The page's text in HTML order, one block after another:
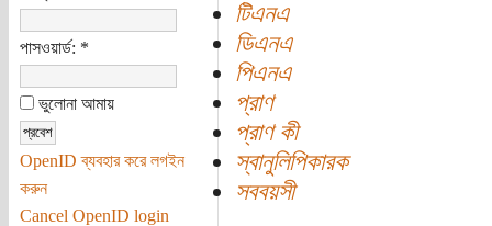
পাসওয়ার্ড: *
ভুলোনা আমায়
OpenID ব্যবহার করে লগইন
করুন
Cancel OpenID login
টিএনএ
ডিএনএ
পিএনএ
প্রাণ
প্রাণ কী
স্বানুলিপিকারক
সববয়সী